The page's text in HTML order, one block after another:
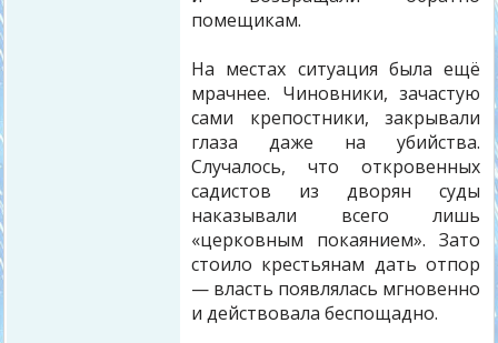
помещикам.
На местах ситуация была ещё
мрачнее. Чиновники, зачастую
сами крепостники, закрывали
глаза даже на убийства.
Случалось, что откровенных
садистов из дворян суды
наказывали всего лишь
«церковным покаянием». Зато
стоило крестьянам дать отпор
— власть появлялась мгновенно
и действовала беспощадно.